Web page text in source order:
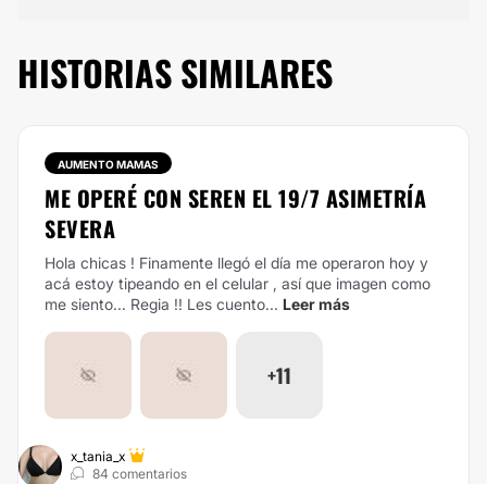
HISTORIAS SIMILARES
AUMENTO MAMAS
ME OPERÉ CON SEREN EL 19/7 ASIMETRÍA
SEVERA
Hola chicas ! Finamente llegó el día me operaron hoy y
acá estoy tipeando en el celular , así que imagen como
me siento... Regia !! Les cuento... Leer más
+11
x_tania_x
84 comentarios